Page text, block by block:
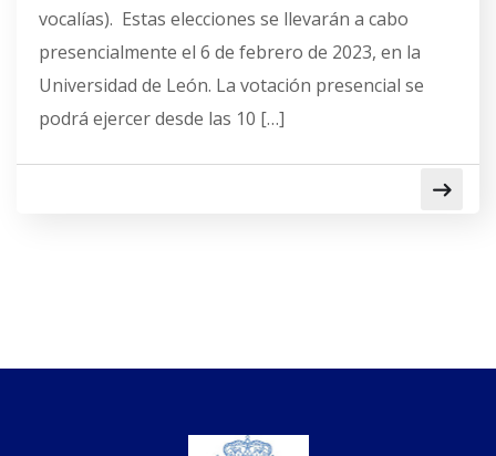
vocalías). Estas elecciones se llevarán a cabo
presencialmente el 6 de febrero de 2023, en la
Universidad de León. La votación presencial se
podrá ejercer desde las 10 […]